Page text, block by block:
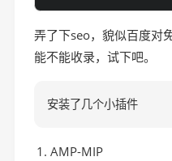
弄了下seo，貌似百度对
能不能收录，试下吧。
安装了几个小插件
AMP-MIP